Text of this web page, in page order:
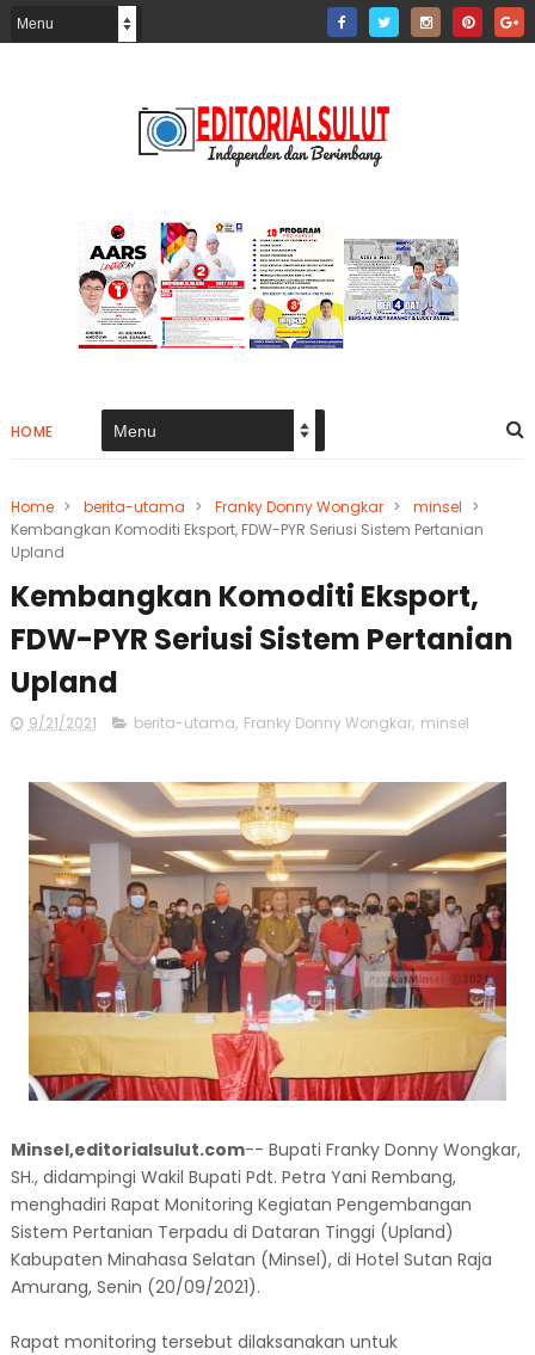
HOME
Home > berita-utama > Franky Donny Wongkar > minsel >
Kembangkan Komoditi Eksport, FDW-PYR Seriusi Sistem Pertanian
Upland
Kembangkan Komoditi Eksport,
FDW-PYR Seriusi Sistem Pertanian
Upland
9/21/2021 berita-utama, Franky Donny Wongkar, minsel
Minsel,editorialsulut.com-- Bupati Franky Donny Wongkar,
SH., didampingi Wakil Bupati Pdt. Petra Yani Rembang,
menghadiri Rapat Monitoring Kegiatan Pengembangan
Sistem Pertanian Terpadu di Dataran Tinggi (Upland)
Kabupaten Minahasa Selatan (Minsel), di Hotel Sutan Raja
Amurang, Senin (20/09/2021).
Rapat monitoring tersebut dilaksanakan untuk